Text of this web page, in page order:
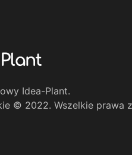
Idea-Plant.
© 2022. Wszelkie prawa